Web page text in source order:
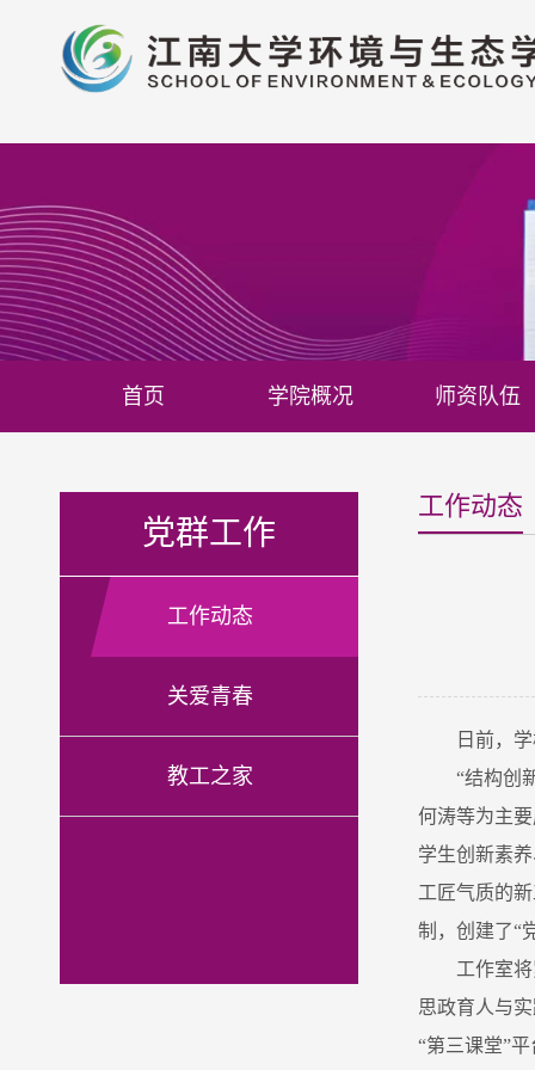
首页 学院概况 师资队伍
党群工作
工作动态
关爱青春
教工之家
工作动态
日前，
“结构创
何涛等为主
学生创新素
工匠气质的
制，创建了“
工作室
思政育人与
“第三课堂”